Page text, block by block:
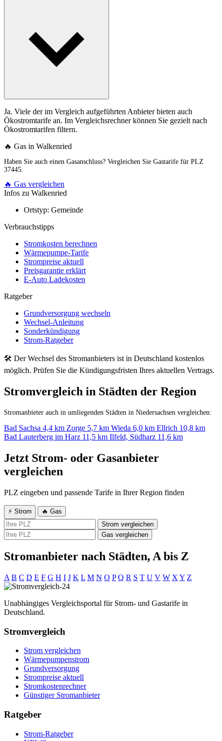
Ja. Viele der im Vergleich aufgeführten Anbieter bieten auch
Ökostromtarife an. Im Vergleichsrechner können Sie gezielt nach
Ökostromtarifen filtern.
🔥 Gas in Walkenried
Haben Sie auch einen Gasanschluss? Vergleichen Sie Gastarife für PLZ
37445.
🔥 Gas vergleichen
Infos zu Walkenried
Ortstyp: Gemeinde
Verbrauchstipps
Stromkosten berechnen
Wärmepumpe-Tarife
Strompreise aktuell
Preisgarantie erklärt
E-Auto Ladekosten
Ratgeber
Grundversorgung wechseln
Wechsel-Anleitung
Sonderkündigung
Strom-Ratgeber
🛠 Der Wechsel des Stromanbieters ist in Deutschland kostenlos
möglich. Prüfen Sie die Kündigungsfristen Ihres aktuellen Vertrags.
Stromvergleich in Städten der Region
Stromanbieter auch in umliegenden Städten in Niedersachsen vergleichen:
Bad Sachsa 4,4 km Zorge 5,7 km Wieda 6,0 km Ellrich 10,8 km
Bad Lauterberg im Harz 11,5 km Ilfeld, Südharz 11,6 km
Jetzt Strom- oder Gasanbieter
vergleichen
PLZ eingeben und passende Tarife in Ihrer Region finden
⚡ Strom
🔥 Gas
Strom vergleichen
Gas vergleichen
Stromanbieter nach Städten, A bis Z
A B C D E F G H I J K L M N O P Q R S T U V W X Y Z
Unabhängiges Vergleichsportal für Strom- und Gastarife in
Deutschland.
Stromvergleich
Strom vergleichen
Wärmepumpenstrom
Grundversorgung
Strompreise aktuell
Stromkostenrechner
Günstiger Stromanbieter
Ratgeber
Strom-Ratgeber